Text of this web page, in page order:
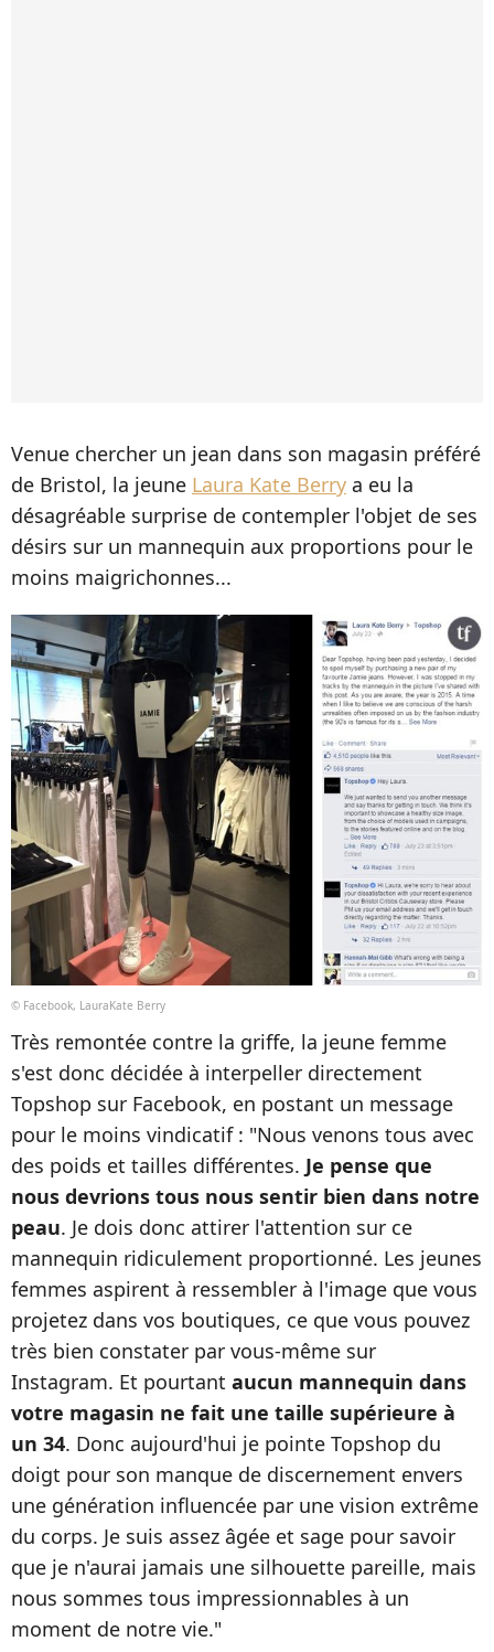
Venue chercher un jean dans son magasin préféré
de Bristol, la jeune Laura Kate Berry a eu la
désagréable surprise de contempler l'objet de ses
désirs sur un mannequin aux proportions pour le
moins maigrichonnes...
© Facebook, LauraKate Berry
Très remontée contre la griffe, la jeune femme
s'est donc décidée à interpeller directement
Topshop sur Facebook, en postant un message
pour le moins vindicatif : "Nous venons tous avec
des poids et tailles différentes. Je pense que
nous devrions tous nous sentir bien dans notre
peau. Je dois donc attirer l'attention sur ce
mannequin ridiculement proportionné. Les jeunes
femmes aspirent à ressembler à l'image que vous
projetez dans vos boutiques, ce que vous pouvez
très bien constater par vous-même sur
Instagram. Et pourtant aucun mannequin dans
votre magasin ne fait une taille supérieure à
un 34. Donc aujourd'hui je pointe Topshop du
doigt pour son manque de discernement envers
une génération influencée par une vision extrême
du corps. Je suis assez âgée et sage pour savoir
que je n'aurai jamais une silhouette pareille, mais
nous sommes tous impressionnables à un
moment de notre vie."